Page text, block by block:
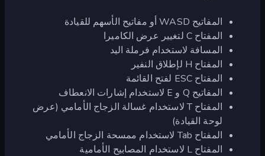
المفاتيح WASD أو مفاتيح الأسهم للقيادة
المفتاح C لتغيير عرض الكاميرا
المسافة لاستخدام فرملة اليد
المفتاح H لإطلاق النفير
المفتاح ESC لفتح القائمة
المفاتيح Q و E لاستخدام إشارات الانعطاف
المفتاح T لاستخدام غسالة الزجاج الأمامي (عرض
لوحة القيادة)
المفتاح Tab لاستخدام ممسحة الزجاج الأمامي
المفتاح L لاستخدام المصابيح الأمامية